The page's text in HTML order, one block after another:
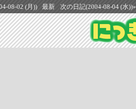
08-02 (月)) 最新 次の日記(2004-08-04 (水))»